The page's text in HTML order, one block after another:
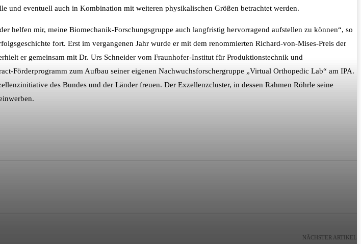
und eventuell auch in Kombination mit weiteren physikalischen Größen betrachtet werden.
helfen mir, meine Biomechanik-Forschungsgruppe auch langfristig hervorragend aufstellen zu können“, so
fort. Erst im vergangenen Jahr wurde er mit dem renommierten Richard-von-Mises-Preis der
er gemeinsam mit Dr. Urs Schneider vom Fraunhofer-Institut für Produktionstechnik und
Förderprogramm zum Aufbau seiner eigenen Nachwuchsforschergruppe „Virtual Orthopedic Lab“ am IPA.
des Bundes und der Länder freuen. Der Exzellenzcluster, in dessen Rahmen Röhrle seine
NÄCHSTER ARTIKEL